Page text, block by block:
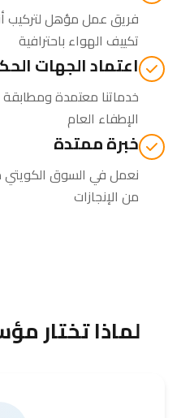
فريق عمل مؤهل لتركيب
تكييف الهواء باحترافية
اعتماد الجهات
خدماتنا معتمدة ومطابقة
الإطفاء العام
خبرة ممتدة
من الإنجازات
لماذا تختار